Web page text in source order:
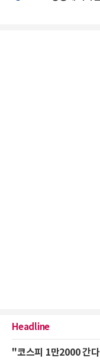
Headline
"코스피 1만2000 간